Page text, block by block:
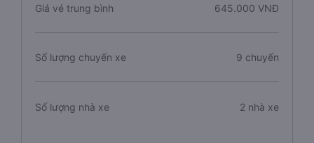
Giá vé trung bình 645.000 VNĐ
Số lượng chuyến xe 9 chuyến
Số lượng nhà xe 2 nhà xe